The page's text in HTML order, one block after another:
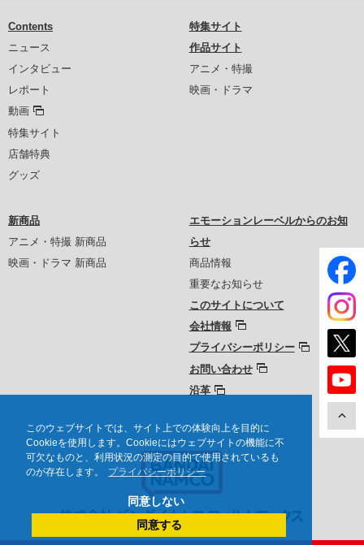
このウェブサイトでは、サイト上での体験向上を目的に
Cookieを使用します。Cookieにはウェブサイトの機能に不
可欠なものと、利用状況の測定の目的で使用されているも
のが存在します。
プライバシーポリシー
同意しない
同意する
Contents
ニュース
インタビュー
レポート
動画
特集サイト
店舗特典
グッズ
特集サイト
作品サイト
アニメ・特撮
映画・ドラマ
新商品
アニメ・特撮 新商品
映画・ドラマ 新商品
エモーションレーベルからのお知
らせ
商品情報
重要なお知らせ
このサイトについて
会社情報
プライバシーポリシー
お問い合わせ
沿革